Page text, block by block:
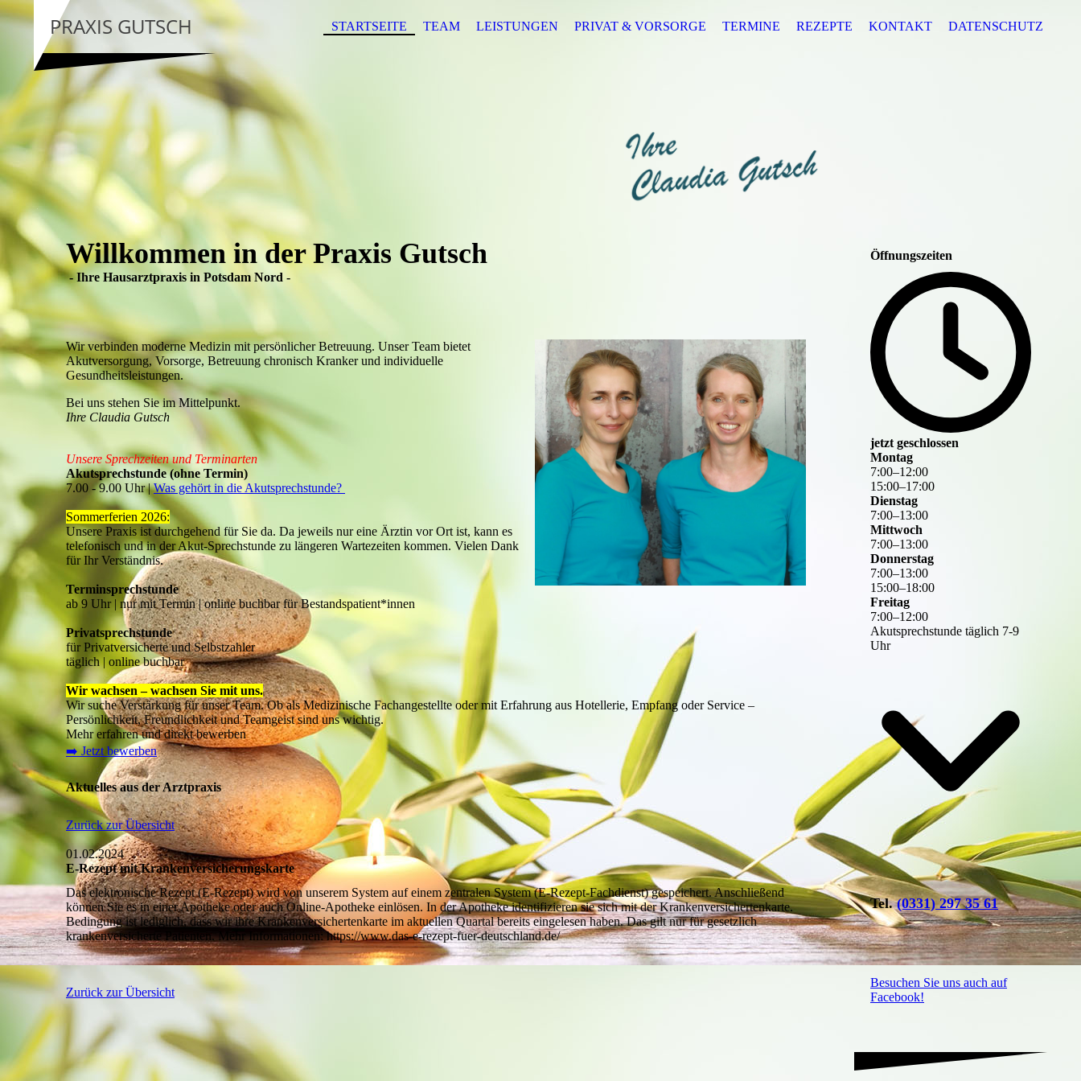
STARTSEITE TEAM LEISTUNGEN PRIVAT & VORSORGE TERMINE REZEPTE KONTAKT DATENSCHUTZ
PRAXIS GUTSCH
Willkommen in der Praxis Gutsch
- Ihre Hausarztpraxis in Potsdam Nord -
Wir verbinden moderne Medizin mit persönlicher Betreuung. Unser Team bietet
Akutversorgung, Vorsorge, Betreuung chronisch Kranker und individuelle
Gesundheitsleistungen.
Bei uns stehen Sie im Mittelpunkt.
Ihre Claudia Gutsch
Unsere Sprechzeiten und Terminarten
Akutsprechstunde (ohne Termin)
7.00 - 9.00 Uhr |Was gehört in die Akutsprechstunde?
Sommerferien 2026:
Unsere Praxis ist durchgehend für Sie da. Da jeweils nur eine Ärztin vor Ort ist, kann es
telefonisch und in der Akut-Sprechstunde zu längeren Wartezeiten kommen. Vielen Dank
für Ihr Verständnis.
Terminsprechstunde
ab 9 Uhr | nur mit Termin | online buchbar für Bestandspatient*innen
Privatsprechstunde
für Privatversicherte und Selbstzahler
täglich | online buchbar
Wir wachsen – wachsen Sie mit uns.
Wir suche Verstärkung für unser Team. Ob als Medizinische Fachangestellte oder mit Erfahrung aus Hotellerie, Empfang oder Service –
Persönlichkeit, Freundlichkeit und Teamgeist sind uns wichtig.
Mehr erfahren und direkt bewerben
➡️ Jetzt bewerben
Aktuelles aus der Arztpraxis
Zurück zur Übersicht
01.02.2024
E-Rezept mit Krankenversicherungskarte
Das elektronische Rezept (E-Rezept) wird von unserem System auf einem zentralen System (E-Rezept-Fachdienst) gespeichert. Anschließend
können Sie es in einer Apotheke oder auch Online-Apotheke einlösen. In der Apotheke identifizieren sie sich mit der Krankenversichertenkarte.
Bedingung ist lediglich, dass wir ihre Krankenversichertenkarte im aktuellen Quartal bereits eingelesen haben. Das gilt nur für gesetzlich
krankenversicherte Patienten. Mehr Informationen: https://www.das-e-rezept-fuer-deutschland.de/
Zurück zur Übersicht
Öffnungszeiten
jetzt geschlossen
Montag
7:00–12:00
15:00–17:00
Dienstag
7:00–13:00
Mittwoch
7:00–13:00
Donnerstag
7:00–13:00
15:00–18:00
Freitag
7:00–12:00
Akutsprechstunde täglich 7-9
Uhr
Tel.(0331) 297 35 61
Besuchen Sie uns auch auf
Facebook!